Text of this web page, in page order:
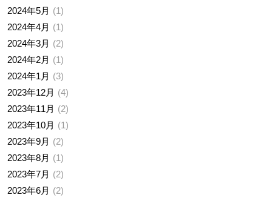
2024年5月
1
2024年4月
1
2024年3月
2
2024年2月
1
2024年1月
3
2023年12月
4
2023年11月
2
2023年10月
1
2023年9月
2
2023年8月
1
2023年7月
2
2023年6月
2